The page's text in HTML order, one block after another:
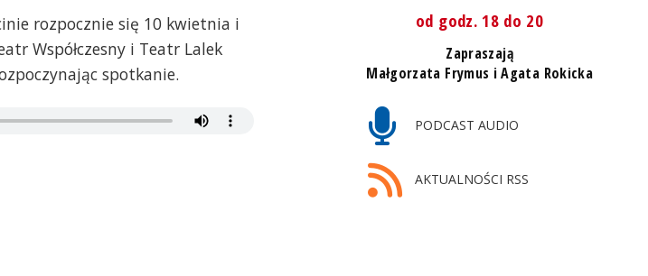
rozpocznie się 10 kwietnia i
Współczesny i Teatr Lalek
spotkanie.
od godz. 18 do 20
Zapraszają
Małgorzata Frymus i Agata Rokicka
PODCAST AUDIO
AKTUALNOŚCI RSS